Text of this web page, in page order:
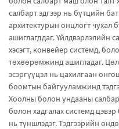
салбарт эдгээр нь бүтцийн
архитектурын онцлогт чухал
ашиглагддаг. Үйлдвэрлэлийн
хэсэгт, конвейер системд,
төхөөрөмжинд ашигладаг.
эсэргүүцэл нь цахилгаан
боомтын байгууламжинд
Хоолны болон ундааны
болон хадгалах системд
нь түншлэдэг. Тэдгээрийн